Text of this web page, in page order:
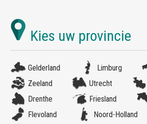
Gelderland Limburg
Zeeland
Utrecht
Drenthe
Friesland
Flevoland
Noord-Holland